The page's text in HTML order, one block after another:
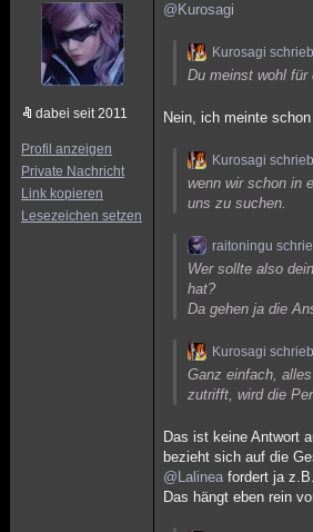
dabei seit 2011
Profil anzeigen
Private Nachricht
Link kopieren
Lesezeichen setzen
@Kurosagi
Kurosagi
Du meinst wohl
Nein, ich meinte
Kurosagi
wenn wir schon in
uns zu suchen.
raitoningu
Wer sollte also
hat?
Da gehen ja die
Kurosagi
Ganz einfach,
zutrifft, wird die
Das ist keine Antwort
bezieht sich auf die
@Lalinea fordert ja
Das hängt eben rein